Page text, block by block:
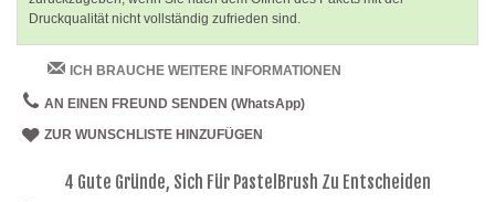
Druckqualität nicht vollständig zufrieden sind.
ICH BRAUCHE WEITERE INFORMATIONEN
AN EINEN FREUND SENDEN (WhatsApp)
ZUR WUNSCHLISTE HINZUFÜGEN
4 Gute Gründe, Sich Für PastelBrush Zu Entscheiden